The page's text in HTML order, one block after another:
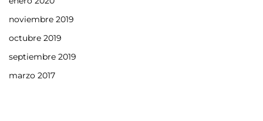
noviembre 2019
octubre 2019
septiembre 2019
marzo 2017